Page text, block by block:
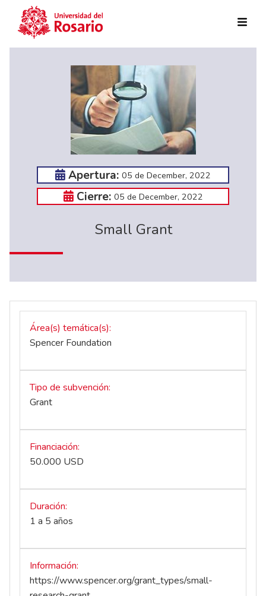
Apertura: 05 de December, 2022
Cierre: 05 de December, 2022
Small Grant
Área(s) temática(s)
Spencer Foundation
Tipo de subvención
Grant
Financiación
50.000 USD
Duración
1 a 5 años
Información
https://www.spencer.org/grant_types/small-